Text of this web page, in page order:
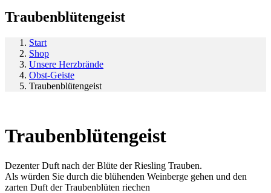
Traubenblütengeist
Start
Shop
Unsere Herzbrände
Obst-Geiste
Traubenblütengeist
Traubenblütengeist
Dezenter Duft nach der Blüte der Riesling Trauben.
Als würden Sie durch die blühenden Weinberge gehen und den
zarten Duft der Traubenblüten riechen